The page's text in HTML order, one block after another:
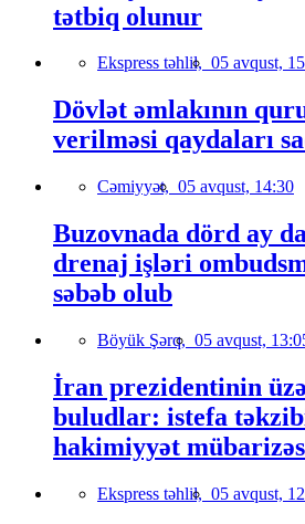
tətbiq olunur
Ekspress təhlil, 05 avqust,
Dövlət əmlakının
verilməsi qaydaları
Cəmiyyət, 05 avqust, 14:30
Buzovnada dörd ay
drenaj işləri
səbəb olub
Böyük Şərq, 05 avqust,
İran prezidentinin
buludlar: istefa
hakimiyyət
Ekspress təhlil, 05 avqust,